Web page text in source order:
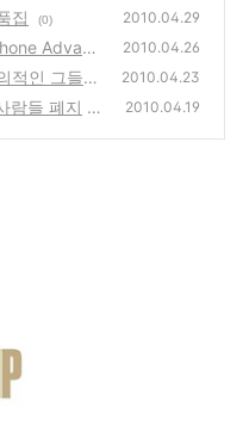
집 (0) 2010.04.29
Advanc
2010.04.26
적인 그들의
2010.04.23
람들 폐지 2010.04.19